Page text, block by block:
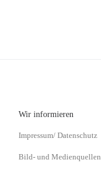
Wir informieren
Impressum/ Datenschutz
Bild- und Medienquellen